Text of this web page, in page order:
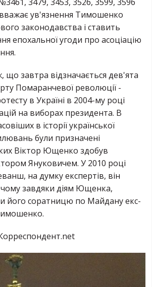
ув'язнення Тимошенко
законодавства і ставить
епохальної угоди про асоціацію
що завтра відзначається дев'ята
Помаранчевої революції -
в Україні в 2004-му році
на виборах президента. В
в історії української
були призначені
Віктор Ющенко здобув
Януковичем. У 2010 році
на думку експертів, він
чому завдяки діям Ющенка,
його соратницю по Майдану екс-